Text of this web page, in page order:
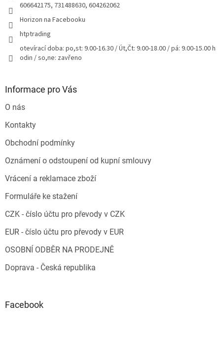
606642175, 731488630, 604262062
Horizon na Facebooku
htptrading
otevírací doba: po,st: 9.00-16.30 / Út,Čt: 9.00-18.00 / pá: 9.00-15.00 h
odin / so,ne: zavřeno
Informace pro Vás
O nás
Kontakty
Obchodní podmínky
Oznámení o odstoupení od kupní smlouvy
Vrácení a reklamace zboží
Formuláře ke stažení
CZK - číslo účtu pro převody v CZK
EUR - číslo účtu pro převody v EUR
OSOBNÍ ODBĚR NA PRODEJNĚ
Doprava - Česká republika
Facebook